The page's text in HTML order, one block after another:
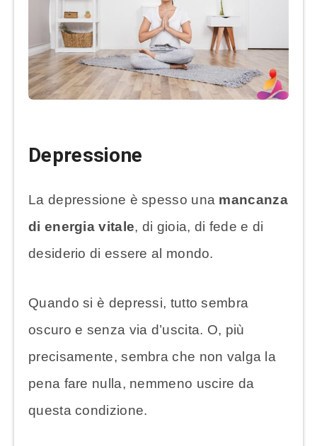
Depressione
La depressione è spesso una mancanza
di energia vitale, di gioia, di fede e di
desiderio di essere al mondo.
Quando si è depressi, tutto sembra
oscuro e senza via d’uscita. O, più
precisamente, sembra che non valga la
pena fare nulla, nemmeno uscire da
questa condizione.